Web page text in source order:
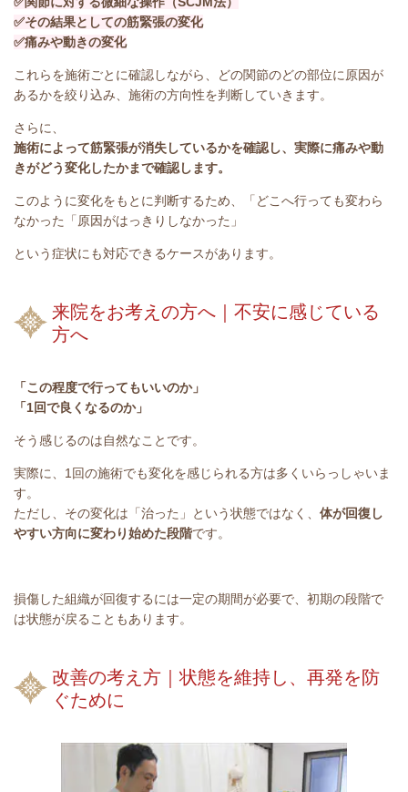
✅その結果としての筋緊張の変化
✅痛みや動きの変化
これらを施術ごとに確認しながら、どの関節のどの部位に原因が
あるかを絞り込み、施術の方向性を判断していきます。
さらに、
施術によって筋緊張が消失しているかを確認し、実際に痛みや動
きがどう変化したかまで確認します。
このように変化をもとに判断するため、「どこへ行っても変わら
なかった「原因がはっきりしなかった」
という症状にも対応できるケースがあります。
来院をお考えの方へ｜不安に感じている
方へ
「この程度で行ってもいいのか」
「1回で良くなるのか」
そう感じるのは自然なことです。
実際に、1回の施術でも変化を感じられる方は多くいらっしゃいま
す。
ただし、その変化は「治った」という状態ではなく、 体が回復し
やすい方向に変わり始めた段階です。
損傷した組織が回復するには一定の期間が必要で、初期の段階で
は状態が戻ることもあります。
改善の考え方｜状態を維持し、再発を防
ぐために